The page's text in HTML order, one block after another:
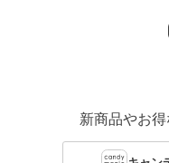
新商品やお得